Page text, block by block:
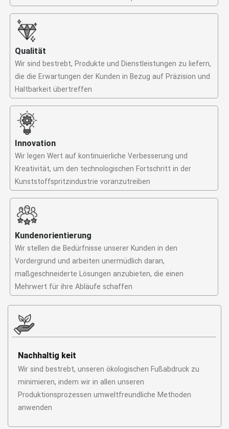
Qualität
Wir sind bestrebt, Produkte und Dienstleistungen zu liefern,
die die Erwartungen der Kunden in Bezug auf Präzision und
Haltbarkeit übertreffen
Innovation
Wir legen Wert auf kontinuierliche Verbesserung und
Kreativität, um den technologischen Fortschritt in der
Kunststoffspritzindustrie voranzutreiben
Kundenorientierung
Wir stellen die Bedürfnisse unserer Kunden in den
Vordergrund und arbeiten unermüdlich daran,
maßgeschneiderte Lösungen anzubieten, die einen
Mehrwert für ihre Abläufe schaffen
Nachhaltig keit
Wir sind bestrebt, unseren ökologischen Fußabdruck zu
minimieren, indem wir in allen unseren
Produktionsprozessen umweltfreundliche Methoden
anwenden